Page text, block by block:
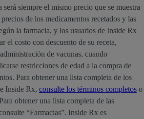
será siempre el mismo precio que se muestra
de los medicamentos recetados y las
la farmacia, y los usuarios de Inside Rx
el costo con descuento de su receta,
de vacunas, cuando
restricciones de edad a la compra de
Para obtener una lista completa de los
Inside Rx, consulte los términos completos o
obtener una lista completa de las
“Farmacias”. Inside Rx es